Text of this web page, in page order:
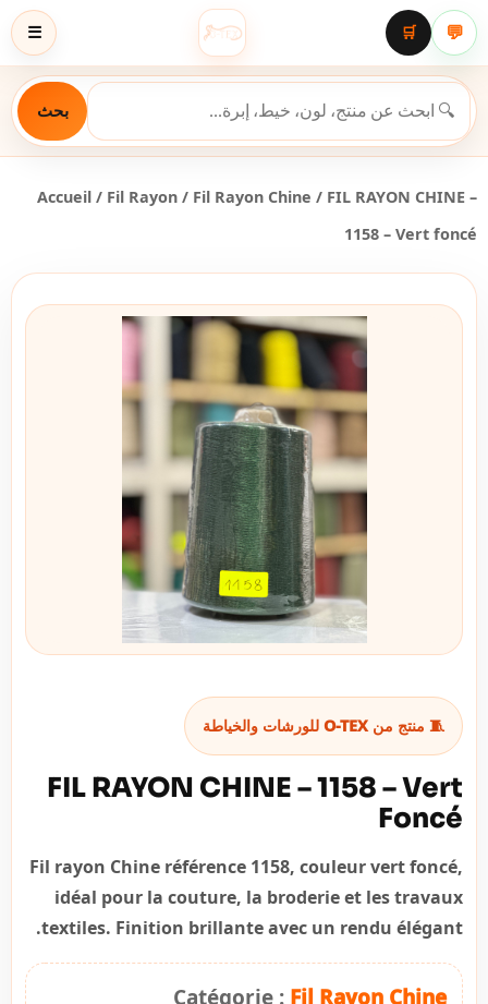
☰ 💬
🛒
بحث
Accueil / Fil Rayon / Fil Rayon Chine / FIL RAYON CHINE –
1158 – Vert foncé
🧵 منتج من O-TEX للورشات والخياطة
FIL RAYON CHINE – 1158 – Vert
Foncé
Fil rayon Chine référence 1158, couleur vert foncé,
idéal pour la couture, la broderie et les travaux
textiles. Finition brillante avec un rendu élégant.
Catégorie : Fil Rayon Chine